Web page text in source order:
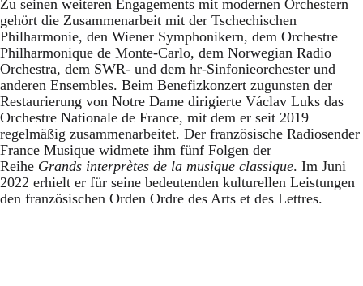
Zu seinen weiteren Engagements mit modernen Orchestern
gehört die Zusammenarbeit mit der Tschechischen
Philharmonie, den Wiener Symphonikern, dem Orchestre
Philharmonique de Monte-Carlo, dem Norwegian Radio
Orchestra, dem SWR- und dem hr-Sinfonieorchester und
anderen Ensembles. Beim Benefizkonzert zugunsten der
Restaurierung von Notre Dame dirigierte Václav Luks das
Orchestre Nationale de France, mit dem er seit 2019
regelmäßig zusammenarbeitet. Der französische Radiosender
France Musique widmete ihm fünf Folgen der
Reihe Grands interprètes de la musique classique. Im Juni
2022 erhielt er für seine bedeutenden kulturellen Leistungen
den französischen Orden Ordre des Arts et des Lettres.